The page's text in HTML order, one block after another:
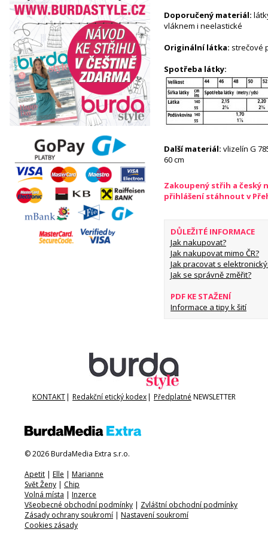
Doporučený materiál:
vláknem i neelastické
Originální látka: strečové
Spotřeba látky:
Další materiál: vlizelín G
60 cm
Zakoupený střih a český
přihlášení stáhnout v
DŮLEŽITÉ INFORMACE
Jak nakupovat?
Jak nakupovat mimo ČR?
Jak pracovat s
Jak se správně změřit?
PDF KE STAŽENÍ
Informace a tipy k šití
KONTAKT| Redakční etický kodex| Předplatné NEWSLETTER
© 2026 BurdaMedia Extra s.r.o.
Apetit | Elle | Marianne
Svět Ženy | Chip
Volná místa | Inzerce
Všeobecné obchodní podmínky | Zvláštní obchodní podmínky
Zásady ochrany soukromí | Nastavení soukromí
Cookies zásady